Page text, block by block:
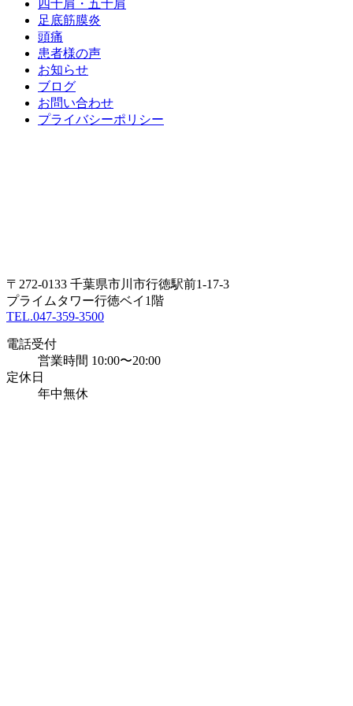
四十肩・五十肩
足底筋膜炎
頭痛
患者様の声
お知らせ
ブログ
お問い合わせ
プライバシーポリシー
〒272-0133 千葉県市川市行徳駅前1-17-3
プライムタワー行徳ベイ1階
TEL.047-359-3500
電話受付
営業時間 10:00〜20:00
定休日
年中無休